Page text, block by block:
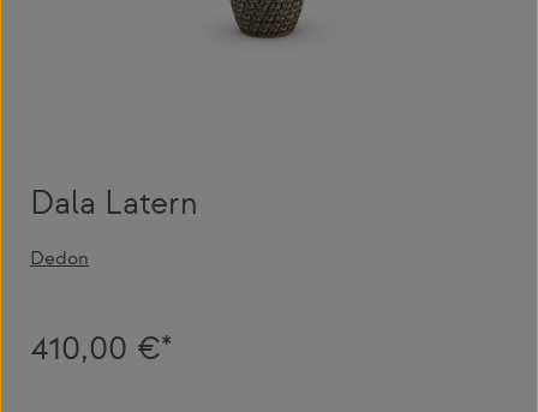
Dala Latern
Dedon
410,00 €*